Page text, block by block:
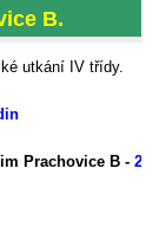
B.
utkání IV třídy.
Prachovice B - 2 :